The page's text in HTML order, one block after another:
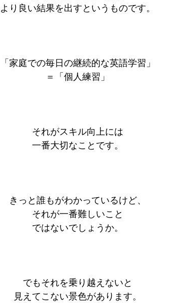
より良い結果を出すというものです。
「家庭での毎日の継続的な英語学習」
＝「個人練習」
それがスキル向上には
一番大切なことです。
きっと誰もがわかっているけど、
それが一番難しいこと
ではないでしょうか。
でもそれを乗り越えないと
見えてこない景色があります。